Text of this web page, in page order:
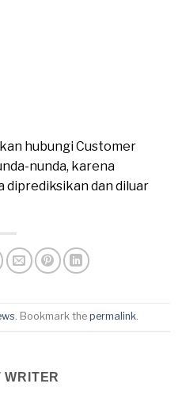
hubungi Customer
nunda, karena
diprediksikan dan diluar
. Bookmark the permalink.
WRITER